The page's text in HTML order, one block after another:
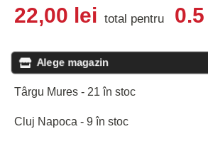
22,00 lei total pentru 0.5
Alege magazin
Târgu Mures - 21 în stoc
Cluj Napoca - 9 în stoc